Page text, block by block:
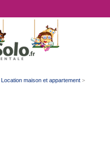
Location maison et appartement>